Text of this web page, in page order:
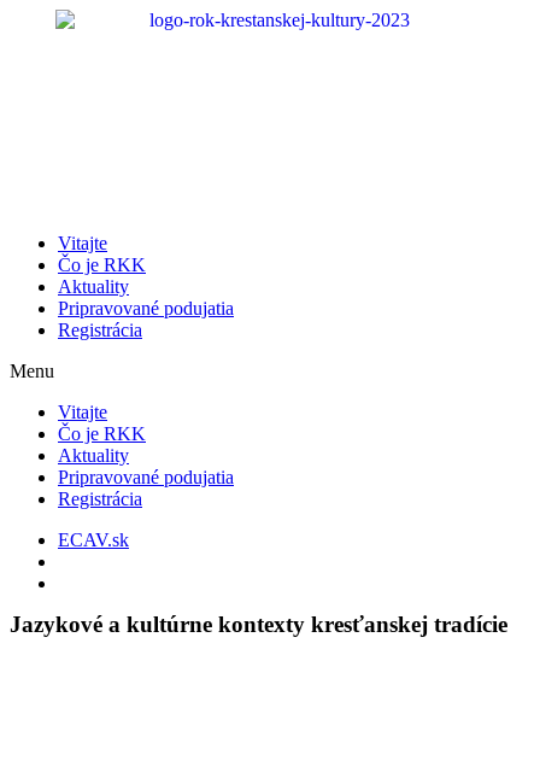
Preskočiť
Vitajte
Čo je RKK
Aktuality
Pripravované podujatia
Registrácia
Menu
Vitajte
Čo je RKK
Aktuality
Pripravované podujatia
Registrácia
ECAV.sk
Jazykové a kultúrne kontexty kresťanskej tradície